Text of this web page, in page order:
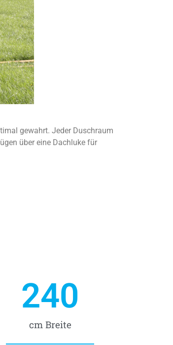
gewahrt. Jeder Duschraum
über eine Dachluke für
cm Breite
240